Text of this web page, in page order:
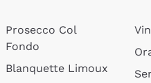
Prosecco Col
Fondo
Blanquette Limoux